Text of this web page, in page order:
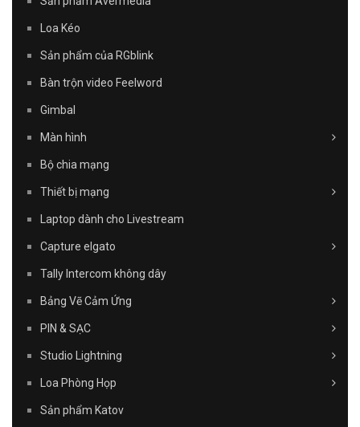
Loa Kéo
Sản phẩm của RGblink
Bàn trộn video Feelword
Gimbal
Màn hình
Bộ chia mạng
Thiết bị mạng
Laptop dành cho Livestream
Capture elgato
Tally Intercom không dây
Bảng Vẽ Cảm Ứng
PIN & SẠC
Studio Lightning
Loa Phòng Họp
Sản phẩm Katov